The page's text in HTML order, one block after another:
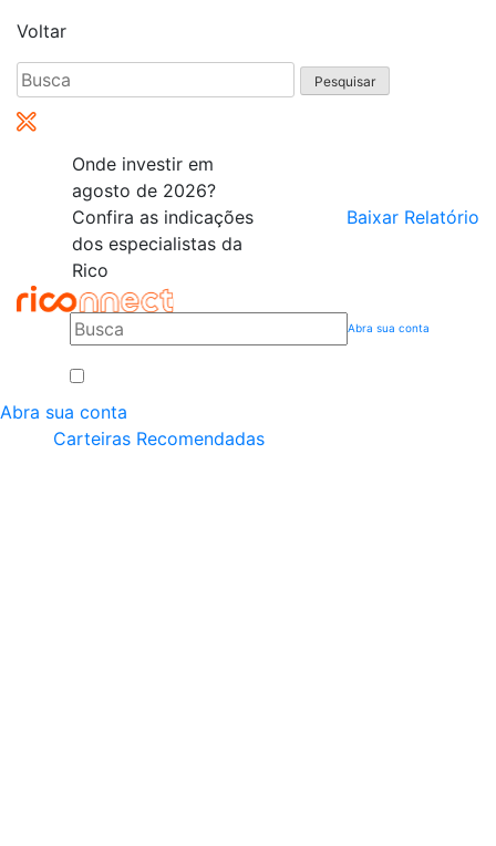
Voltar
Pesquisar
por:
Onde investir em
agosto de 2026?
Confira as indicações
dos especialistas da
Rico
Baixar Relatório
Abra sua conta
Abra sua conta
Carteiras Recomendadas